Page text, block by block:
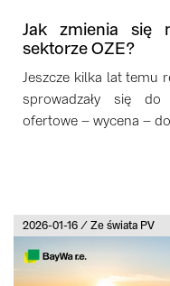
Jak zmienia się
sektorze OZE?
Jeszcze kilka lat temu
sprowadzały się
ofertowe – wycena –
2026-01-16 / Ze świata PV